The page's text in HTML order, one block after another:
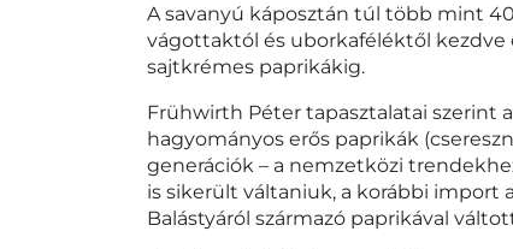
A savanyú káposztán túl több mint
vágottaktól és uborkaféléktől
sajtkrémes paprikákig.
Frühwirth Péter tapasztalatai szerint
hagyományos erős paprikák
generációk – a nemzetközi
is sikerült váltaniuk, a korábbi import
Balástyáról származó paprikával